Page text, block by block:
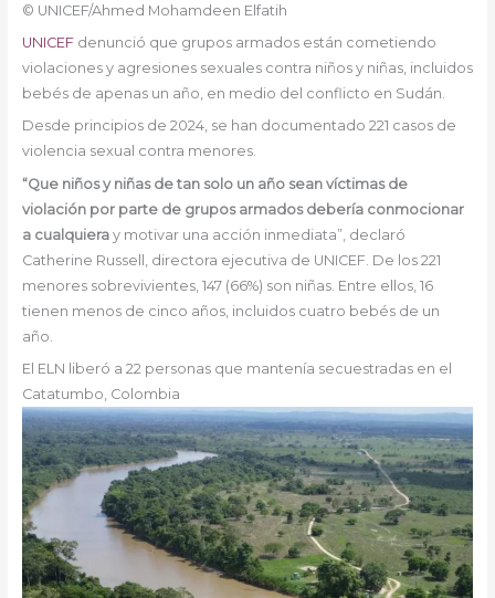
© UNICEF/Ahmed Mohamdeen Elfatih
UNICEFdenunció que grupos armados están cometiendo
violaciones y agresiones sexuales contra niños y niñas, incluidos
bebés de apenas un año, en medio del conflicto en Sudán.
Desde principios de 2024, se han documentado 221 casos de
violencia sexual contra menores.
“Que niños y niñas de tan solo un año sean víctimas de
violación por parte de grupos armados debería conmocionar
a cualquieray motivar una acción inmediata”, declaró
Catherine Russell, directora ejecutiva de UNICEF. De los 221
menores sobrevivientes, 147 (66%) son niñas. Entre ellos, 16
tienen menos de cinco años, incluidos cuatro bebés de un
año.
El ELN liberó a 22 personas que mantenía secuestradas en el
Catatumbo, Colombia